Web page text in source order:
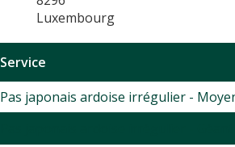
Luxembourg
Service
Pas japonais ardoise irrégulier -